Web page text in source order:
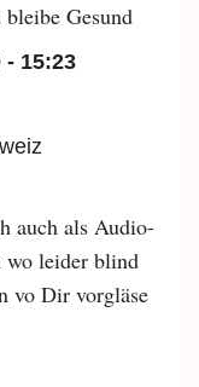
Gesund
- 15:23
auch als Audio-
wo leider blind
vo Dir vorgläse